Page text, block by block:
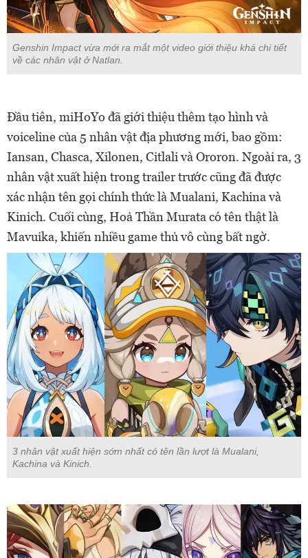
Genshin Impact vừa mới ra mắt một video giới thiệu khá chi tiết
về các nhân vật ở Natlan.
Đầu tiên, miHoYo đã giới thiệu thêm tạo hình và
voiceline của 5 nhân vật địa phương mới, bao gồm:
Iansan, Chasca, Xilonen, Citlali và Ororon. Ngoài ra, 3
nhân vật xuất hiện trong trailer trước cũng đã được
xác nhận tên gọi chính thức là Mualani, Kachina và
Kinich. Cuối cùng, Hoả Thần Murata có tên thật là
Mavuika, khiến nhiều game thủ vô cùng bất ngờ.
3 nhân vật xuất hiện sớm nhất có tên lần lượt là Mualani,
Kachina và Kinich.